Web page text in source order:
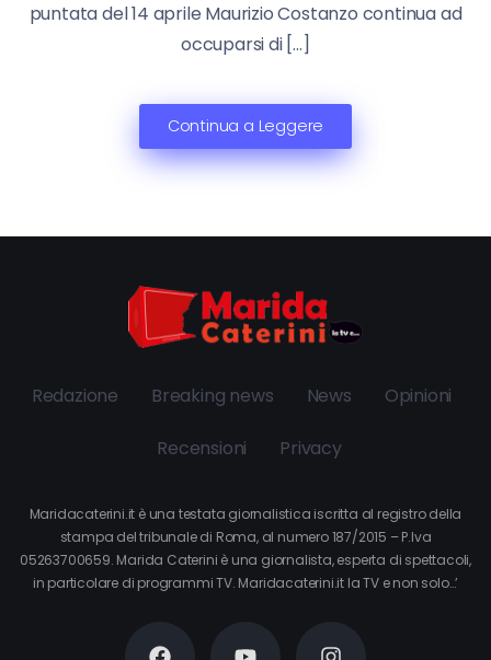
puntata del 14 aprile Maurizio Costanzo continua ad
occuparsi di […]
Continua a Leggere
Redazione Breaking news News Opinioni
Recensioni Privacy
Maridacaterini.it è una testata giornalistica iscritta al registro della
stampa del tribunale di Roma, al numero 187/2015 – P.Iva
05263700659. Marida Caterini è una giornalista, esperta di spettacoli,
in particolare di programmi TV. Maridacaterini.it la TV e non solo…’